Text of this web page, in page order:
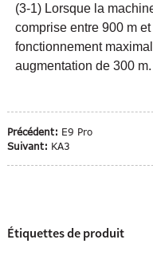
(3-1) Lorsque la
comprise entre 900 m
fonctionnement
augmentation de 300 m.
Précédent: E9 Pro
Suivant: KA3
Étiquettes de produit